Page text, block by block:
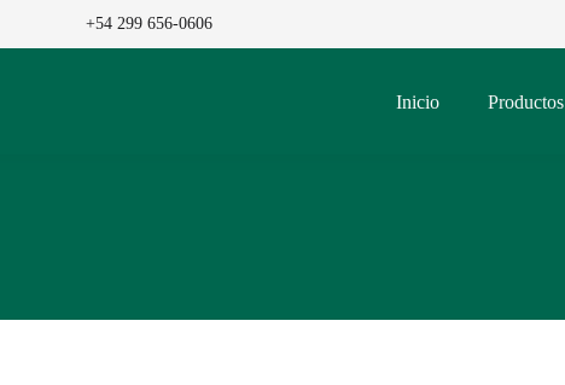
+54 299 656-0606
Inicio Productos